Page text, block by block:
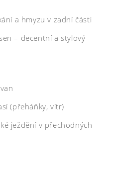
a hmyzu v zadní části
– decentní a stylový
(přeháňky, vítr)
ježdění v přechodných